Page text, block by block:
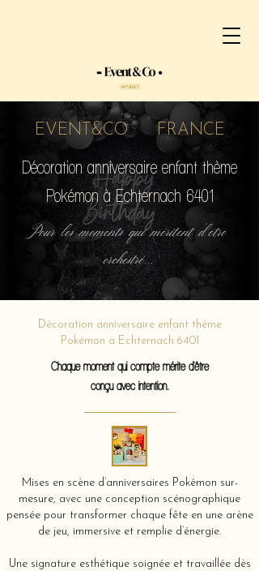
EVENT&CO FRANCE
Décoration anniversaire enfant thème
Pokémon à Echternach 6401
Pour les moments qui méritent d'etre
orchestré...
Décoration anniversaire enfant thème
Pokémon à Echternach 6401
Chaque moment qui compte mérite d'être
conçu avec intention.
Mises en scène d’anniversaires Pokémon sur-
mesure, avec une conception scénographique
pensée pour transformer chaque fête en une arène
de jeu, immersive et remplie d’énergie.
Une signature esthétique soignée et travaillée dès